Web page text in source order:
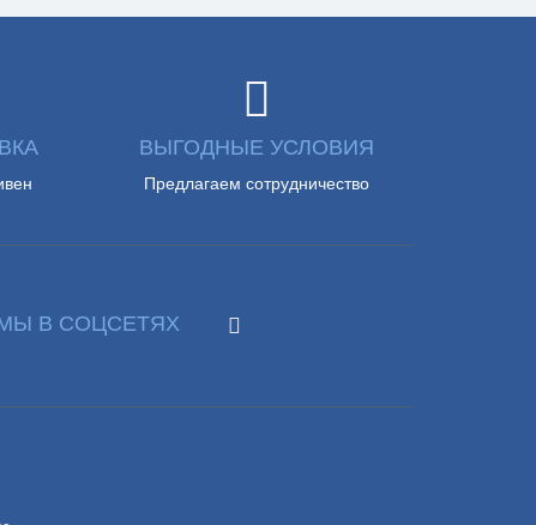
ВЫГОДНЫЕ УСЛОВИЯ
Предлагаем сотрудничество
В СОЦСЕТЯХ